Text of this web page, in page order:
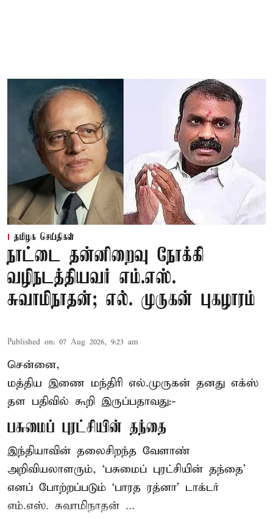
தமிழக செய்திகள்
நாட்டை தன்னிறைவு நோக்கி
வழிநடத்தியவர் எம்.எஸ்.
சுவாமிநாதன்; எல். முருகன் புகழாரம்
Published on: 07 Aug 2026, 9:23 am
சென்னை,
மத்திய இணை மந்திரி எல்.முருகன் தனது எக்ஸ்
தள பதிவில் கூறி இருப்பதாவது:-
பசுமைப் புரட்சியின் தந்தை
இந்தியாவின் தலைசிறந்த வேளாண்
அறிவியலாளரும், ‘பசுமைப் புரட்சியின் தந்தை’
எனப் போற்றப்படும் ‘பாரத ரத்னா’ டாக்டர்
எம்.எஸ். சுவாமிநாதன் ...